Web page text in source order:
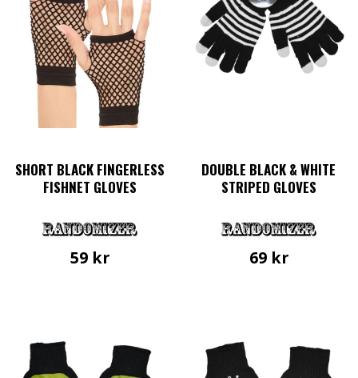
SHORT BLACK FINGERLESS
FISHNET GLOVES
59 kr
DOUBLE BLACK & WHITE
STRIPED GLOVES
69 kr